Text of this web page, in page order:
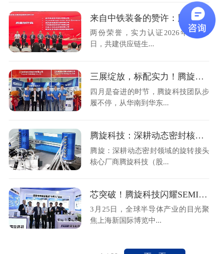
来自中铁装备的赞许：腾旋科技喜获优秀供应商奖+质量标杆奖
两份荣誉，实力认证2026年4月28
日，共建供应链生...
三展绽放，标配实力！腾旋科技亮相三大行业盛会
四月是奋进的时节，腾旋科技团队步
履不停，从华南到华东...
腾旋科技：深耕动态密封核心技术，支撑半导体装备关键环节
腾旋：深耕动态密封领域的旋转接头
核心厂商腾旋科技（股...
芯突破！腾旋科技闪耀SEMICON China 2026
3月25日，全球半导体产业的目光聚
焦上海新国际博览中...